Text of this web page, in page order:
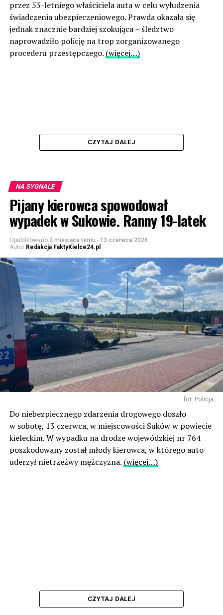
przez 53-letniego właściciela auta w celu wyłudzenia
świadczenia ubezpieczeniowego. Prawda okazała się
jednak znacznie bardziej szokująca – śledztwo
naprowadziło policję na trop zorganizowanego
procederu przestępczego. (więcej…)
CZYTAJ DALEJ
NA SYGNALE
Pijany kierowca spowodował
wypadek w Sukowie. Ranny 19-latek
Opublikowano 2 miesiące temu - 13 czerwca 2026
Autor Redakcja FaktyKielce24.pl
fot. Policja
Do niebezpiecznego zdarzenia drogowego doszło
w sobotę, 13 czerwca, w miejscowości Suków w powiecie
kieleckim. W wypadku na drodze wojewódzkiej nr 764
poszkodowany został młody kierowca, w którego auto
uderzył nietrzeźwy mężczyzna. (więcej…)
CZYTAJ DALEJ